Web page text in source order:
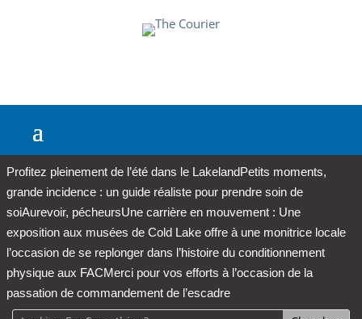
Profitez pleinement de l’été dans le LakelandPetits moments,
grande incidence : un guide réaliste pour prendre soin de
soiAurevoir, pécheursUne carrière en mouvement : Une
exposition aux musées de Cold Lake offre à une monitrice locale
l’occasion de se replonger dans l’histoire du conditionnement
physique aux FACMerci pour vos efforts à l’occasion de la
passation de commandement de l’escadre